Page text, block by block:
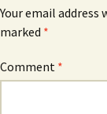
Your email
marked *
Comment *